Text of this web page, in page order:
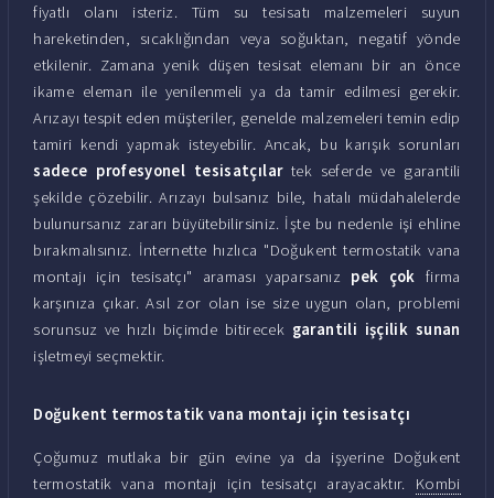
fiyatlı olanı isteriz. Tüm su tesisatı malzemeleri suyun
hareketinden, sıcaklığından veya soğuktan, negatif yönde
etkilenir. Zamana yenik düşen tesisat elemanı bir an önce
ikame eleman ile yenilenmeli ya da tamir edilmesi gerekir.
Arızayı tespit eden müşteriler, genelde malzemeleri temin edip
tamiri kendi yapmak isteyebilir. Ancak, bu karışık sorunları
sadece profesyonel tesisatçılartek seferde ve garantili
şekilde çözebilir. Arızayı bulsanız bile, hatalı müdahalelerde
bulunursanız zararı büyütebilirsiniz. İşte bu nedenle işi ehline
bırakmalısınız. İnternette hızlıca "Doğukent termostatik vana
montajı için tesisatçı" araması yaparsanız pek çok firma
karşınıza çıkar. Asıl zor olan ise size uygun olan, problemi
sorunsuz ve hızlı biçimde bitirecek garantili işçilik sunan
işletmeyi seçmektir.
Doğukent termostatik vana montajı için tesisatçı
Çoğumuz mutlaka bir gün evine ya da işyerine Doğukent
termostatik vana montajı için tesisatçı arayacaktır. Kombi